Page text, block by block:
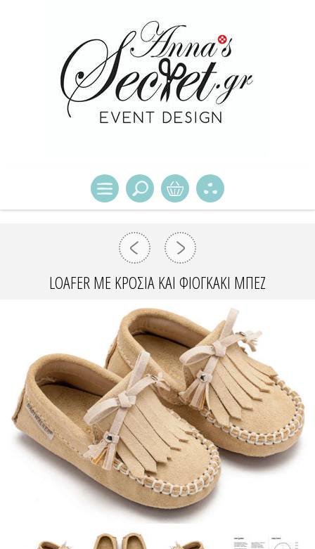
LOAFER ΜΕ ΚΡΌΣΙΑ ΚΑΙ ΦΙΟΓΚΆΚΙ ΜΠΕΖ